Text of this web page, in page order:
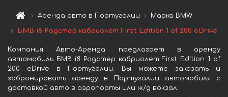
Аренда авто в Португалии Марка BMW
БМВ i8 Родстер кабриолет First Edition 1 of 200 eDrive
Компания Авто-Аренда предлагает в аренду
автомобиль БМВ i8 Родстер кабриолет First Edition 1 of
200 eDrive в Португалии. Вы можете заказать и
забронировать аренду в Португалии автомобиля с
доставкой авто в аэропорты или ж/д вокзал.